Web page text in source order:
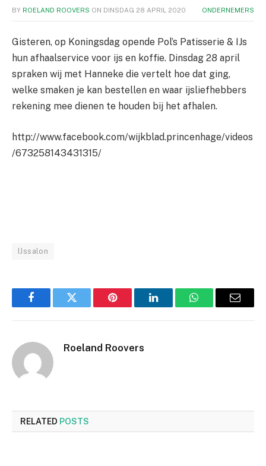
BY ROELAND ROOVERS ON DINSDAG 28 APRIL 2020 ONDERNEMERS
Gisteren, op Koningsdag opende Pol’s Patisserie & IJs
hun afhaalservice voor ijs en koffie. Dinsdag 28 april
spraken wij met Hanneke die vertelt hoe dat ging,
welke smaken je kan bestellen en waar ijsliefhebbers
rekening mee dienen te houden bij het afhalen.
http://www.facebook.com/wijkblad.princenhage/videos
/673258143431315/
IJssalon
FacebookTwitter Pinterest LinkedInWhatsAppEmail
Roeland Roovers
RELATED POSTS